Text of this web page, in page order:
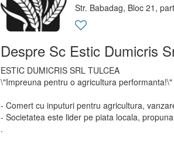
Str. Babadag, Bloc 21,
Despre Sc Estic Dumicris
ESTIC DUMICRIS SRL TULCEA
\"Impreuna pentru o agricultura performanta!\"
- Comert cu inputuri pentru agricultura,
- Societatea este lider pe piata locala,
.